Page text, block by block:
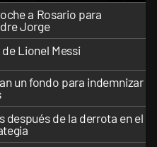
a Rosario para
Jorge
Lionel Messi
un fondo para indemnizar
después de la derrota en el